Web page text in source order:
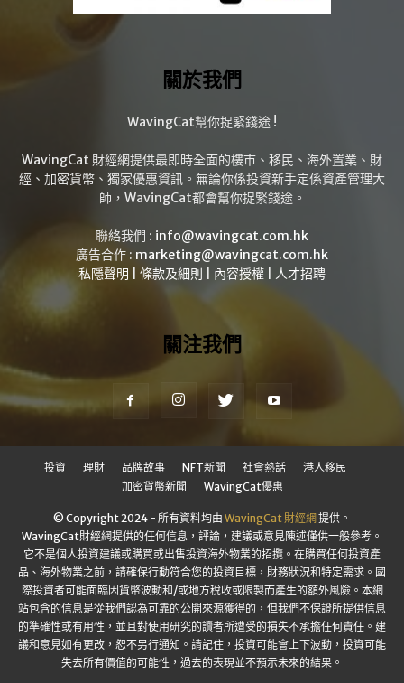
關於我們
WavingCat幫你捉緊錢途 !
WavingCat 財經網提供最即時全面的樓市、移民、海外置業、財
經、加密貨幣、獨家優惠資訊。無論你係投資新手定係資產管理大
師，WavingCat都會幫你捉緊錢途。
聯絡我們 : info@wavingcat.com.hk
廣告合作 : marketing@wavingcat.com.hk
私隱聲明
條款及細則 內容授權 人才招聘
關注我們
投資 理財 品牌故事 NFT新聞 社會熱話
港人移民
加密貨幣新聞
WavingCat優惠
© Copyright 2024 - 所有資料均由 WavingCat 財經網提供。
WavingCat財經網提供的任何信息，評論，建議或意見陳述僅供一般參考。
它不是個人投資建議或購買或出售投資海外物業的招攬。在購買任何投資產
品、海外物業之前，請確保行動符合您的投資目標，財務狀況和特定需求。國
際投資者可能面臨因貨幣波動和/或地方稅收或限製而產生的額外風險。本網
站包含的信息是從我們認為可靠的公開來源獲得的，但我們不保證所提供信息
的準確性或有用性，並且對使用研究的讀者所遭受的損失不承擔任何責任。建
議和意見如有更改，恕不另行通知。請記住，投資可能會上下波動，投資可能
失去所有價值的可能性，過去的表現並不預示未來的結果。